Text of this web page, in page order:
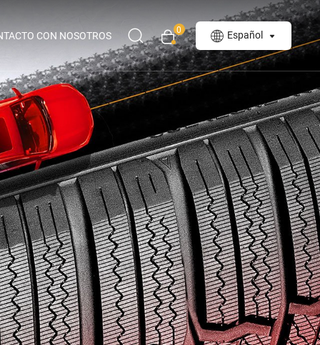
CON NOSOTROS 0 Español